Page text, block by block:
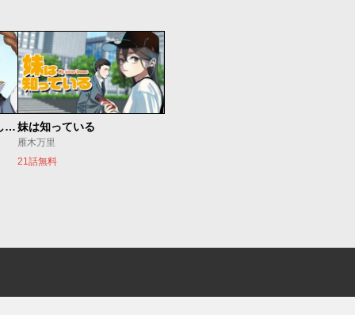
世界最強の魔女、始めました ～私だけ『攻略サイト』を見れる世界で自由に生きます～妹は知っている
雁木万里
21話無料